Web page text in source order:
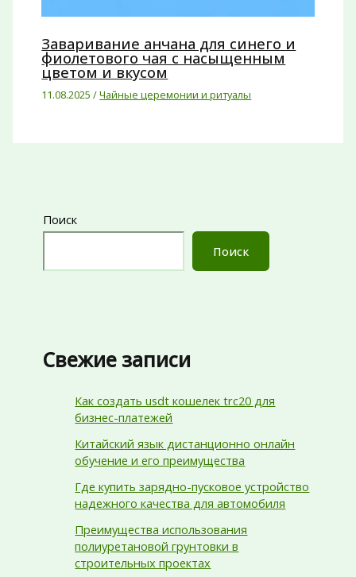
Заваривание анчана для синего и
фиолетового чая с насыщенным
цветом и вкусом
11.08.2025/Чайные церемонии и ритуалы
Поиск
Поиск
Свежие записи
Как создать usdt кошелек trc20 для
бизнес-платежей
Китайский язык дистанционно онлайн
обучение и его преимущества
Где купить зарядно-пусковое устройство
надежного качества для автомобиля
Преимущества использования
полиуретановой грунтовки в
строительных проектах